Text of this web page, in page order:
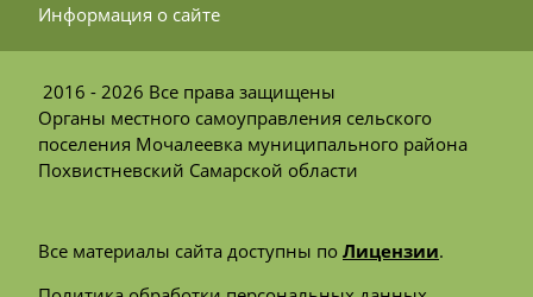
Информация о сайте
2016 - 2026 Все права защищены
Органы местного самоуправления сельского
поселения Мочалеевка муниципального района
Похвистневский Самарской области
Все материалы сайта доступны по Лицензии.